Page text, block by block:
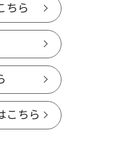
ちら
こちら